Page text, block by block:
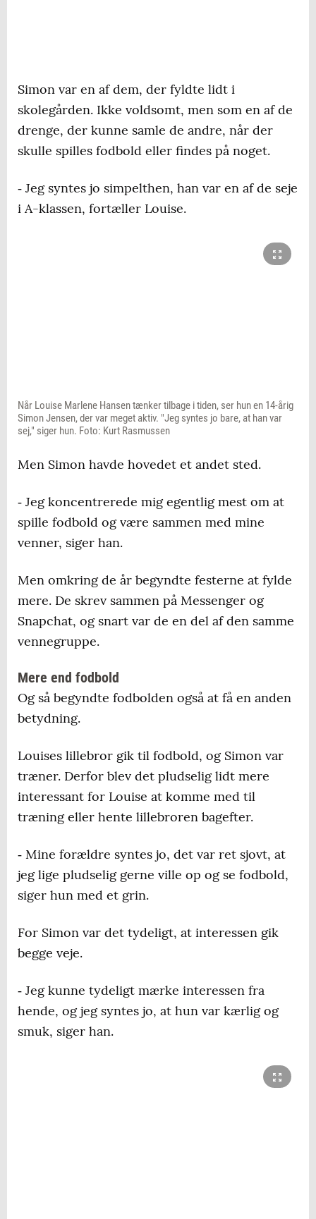
Simon var en af dem, der fyldte lidt i
skolegården. Ikke voldsomt, men som en af de
drenge, der kunne samle de andre, når der
skulle spilles fodbold eller findes på noget.
‐ Jeg syntes jo simpelthen, han var en af de seje
i A-klassen, fortæller Louise.
Når Louise Marlene Hansen tænker tilbage i tiden, ser hun en 14-årig
Simon Jensen, der var meget aktiv. "Jeg syntes jo bare, at han var
sej," siger hun. Foto: Kurt Rasmussen
Men Simon havde hovedet et andet sted.
‐ Jeg koncentrerede mig egentlig mest om at
spille fodbold og være sammen med mine
venner, siger han.
Men omkring de år begyndte festerne at fylde
mere. De skrev sammen på Messenger og
Snapchat, og snart var de en del af den samme
vennegruppe.
Mere end fodbold
Og så begyndte fodbolden også at få en anden
betydning.
Louises lillebror gik til fodbold, og Simon var
træner. Derfor blev det pludselig lidt mere
interessant for Louise at komme med til
træning eller hente lillebroren bagefter.
‐ Mine forældre syntes jo, det var ret sjovt, at
jeg lige pludselig gerne ville op og se fodbold,
siger hun med et grin.
For Simon var det tydeligt, at interessen gik
begge veje.
‐ Jeg kunne tydeligt mærke interessen fra
hende, og jeg syntes jo, at hun var kærlig og
smuk, siger han.